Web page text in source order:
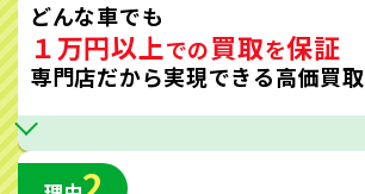
どんな車でも
１万円以上での買取を保証
専門店だから実現できる高価買取